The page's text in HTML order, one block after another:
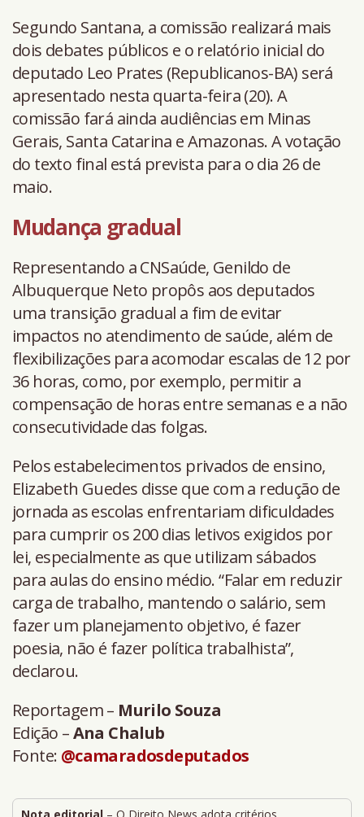
Segundo Santana, a comissão realizará mais
dois debates públicos e o relatório inicial do
deputado Leo Prates (Republicanos-BA) será
apresentado nesta quarta-feira (20). A
comissão fará ainda audiências em Minas
Gerais, Santa Catarina e Amazonas. A votação
do texto final está prevista para o dia 26 de
maio.
Mudança gradual
Representando a CNSaúde, Genildo de
Albuquerque Neto propôs aos deputados
uma transição gradual a fim de evitar
impactos no atendimento de saúde, além de
flexibilizações para acomodar escalas de 12 por
36 horas, como, por exemplo, permitir a
compensação de horas entre semanas e a não
consecutividade das folgas.
Pelos estabelecimentos privados de ensino,
Elizabeth Guedes disse que com a redução de
jornada as escolas enfrentariam dificuldades
para cumprir os 200 dias letivos exigidos por
lei, especialmente as que utilizam sábados
para aulas do ensino médio. “Falar em reduzir
carga de trabalho, mantendo o salário, sem
fazer um planejamento objetivo, é fazer
poesia, não é fazer política trabalhista”,
declarou.
Reportagem – Murilo Souza
Edição –Ana Chalub
Fonte: @camaradosdeputados
Nota editorial – O Direito News adota critérios